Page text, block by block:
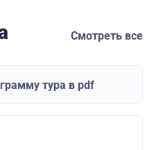
Смотреть все
тура в pdf